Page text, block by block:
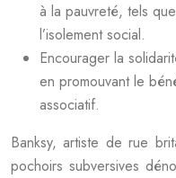
à la pauvreté, tels
l’isolement social.
Encourager la
en promouvant le
associatif.
Banksy, artiste de rue
pochoirs subversives